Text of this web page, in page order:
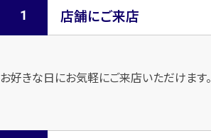
店舗にご来店
お好きな日にお気軽にご来店いただけます。